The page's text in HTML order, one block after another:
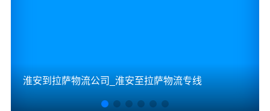
淮安到拉萨物流公司_淮安至拉萨物流专线